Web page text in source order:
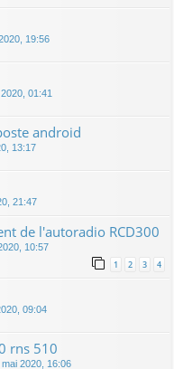
19:56
01:41
android
13:17
21:47
de l'autoradio RCD300
10:57
1 2 3 4
09:04
rns 510
mai 2020, 16:06